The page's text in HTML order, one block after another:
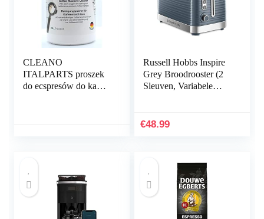
CLEANO
ITALPARTS proszek
do ecspresów do kawy
Russell Hobbs Inspire
Grey Broodrooster (2
Sleuven, Variabele
Annuleren,
€48.99